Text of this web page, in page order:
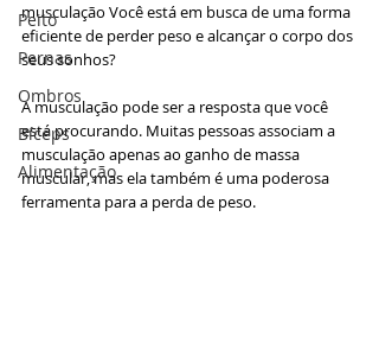
Peito
Pernas
Ombros
Bíceps
Alimentação
musculação Você está em busca de uma forma
eficiente de perder peso e alcançar o corpo dos
seus sonhos?
A musculação pode ser a resposta que você
está procurando. Muitas pessoas associam a
musculação apenas ao ganho de massa
muscular, mas ela também é uma poderosa
ferramenta para a perda de peso.